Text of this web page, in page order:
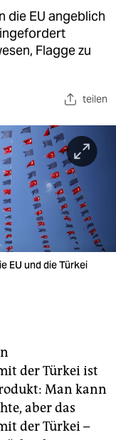
die EU angeblich
Flagge zu
teilen
EU und die Türkei
der Türkei ist
Man kann
aber das
der Türkei –